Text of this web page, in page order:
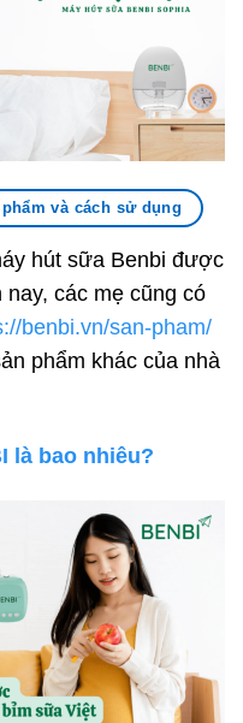
và cách sử dụng
hút sữa Benbi được
các mẹ cũng có
benbi.vn/san-pham/
phẩm khác của nhà
là bao nhiêu?